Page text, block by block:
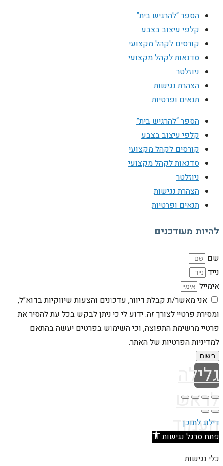
הספר “להרגיש בית”
קלפי עיצוב בצבע
קורסים לקהל מקצועי
סדנאות לקהל מקצועי
ניוזלטר
הצהרת נגישות
תנאים ופרטיות
הספר “להרגיש בית”
קלפי עיצוב בצבע
קורסים לקהל מקצועי
סדנאות לקהל מקצועי
ניוזלטר
הצהרת נגישות
תנאים ופרטיות
להיות מעודכנים
שם
נייד
אימייל
אני מאשר/ת קבלת דיוור, עדכונים והצעות שיווקיות בדוא״ל,
ומסירת פרטיי לצורך זה. ידוע לי כי ניתן לבקש בכל עת להסיר את
פרטיי מרשימת התפוצה, וכי השימוש בפרטים יעשה בהתאם
למדיניות הפרטיות של האתר.
רישום
גלילה
לראש
העמוד
דילוג לתוכן
פתח סרגל נגישות
כלי נגישות